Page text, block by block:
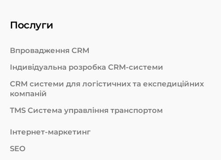
забезпечення має такі функції:
розсилання з різними пропозиціями;
інтеграція із сайтом, соц.мережами;
підключена телефонія;
можливість формувати звіти та контролювати
Послуги
Впровадження CRM
Індивідуальна розробка CRM-системи
СRM системи для логістичних та експедиційних
компаній
TMS Система управління транспортом
Інтернет-маркетинг
SEO